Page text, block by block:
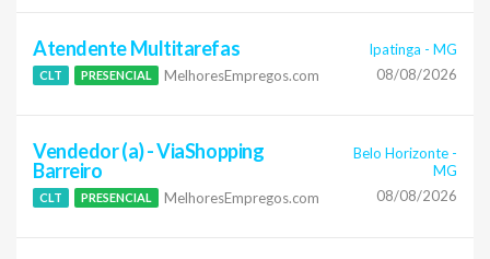
Atendente Multitarefas
CLT PRESENCIAL MelhoresEmpregos.com
Ipatinga - MG
08/08/2026
Vendedor (a) - ViaShopping
Barreiro
CLT PRESENCIAL MelhoresEmpregos.com
Belo Horizonte -
MG
08/08/2026